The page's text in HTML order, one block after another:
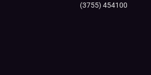
(3755) 454100